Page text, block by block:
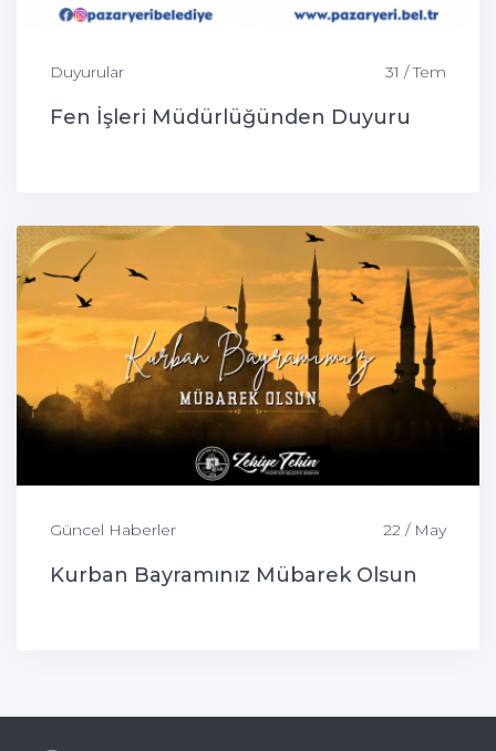
Duyurular 31 / Tem
Fen İşleri Müdürlüğünden Duyuru
Güncel Haberler 22 / May
Kurban Bayramınız Mübarek Olsun